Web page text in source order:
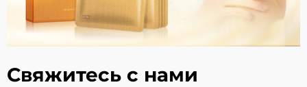
Свяжитесь с нами